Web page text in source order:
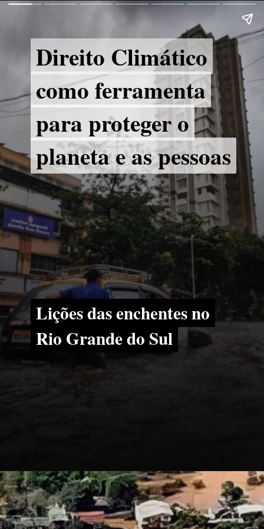
Direito Climático
como ferramenta
para proteger o
planeta e as pessoas
Direito Climático
como ferramenta
para proteger o
planeta e as pessoas
Lições das enchentes no
Rio Grande do Sul
Lições das enchentes no
Rio Grande do Sul